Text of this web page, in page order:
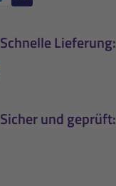
Schnelle Lieferung:
Sicher und geprüft: